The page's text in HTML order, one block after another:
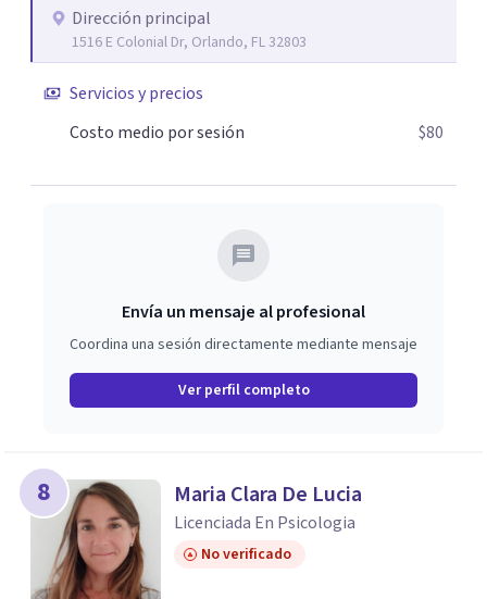
Dirección principal
1516 E Colonial Dr, Orlando, FL 32803
Servicios y precios
Costo medio por sesión
$80
Envía un mensaje al profesional
Coordina una sesión directamente mediante mensaje
Ver perfil completo
8 Maria Clara De Lucia
Licenciada En Psicologia
No verificado